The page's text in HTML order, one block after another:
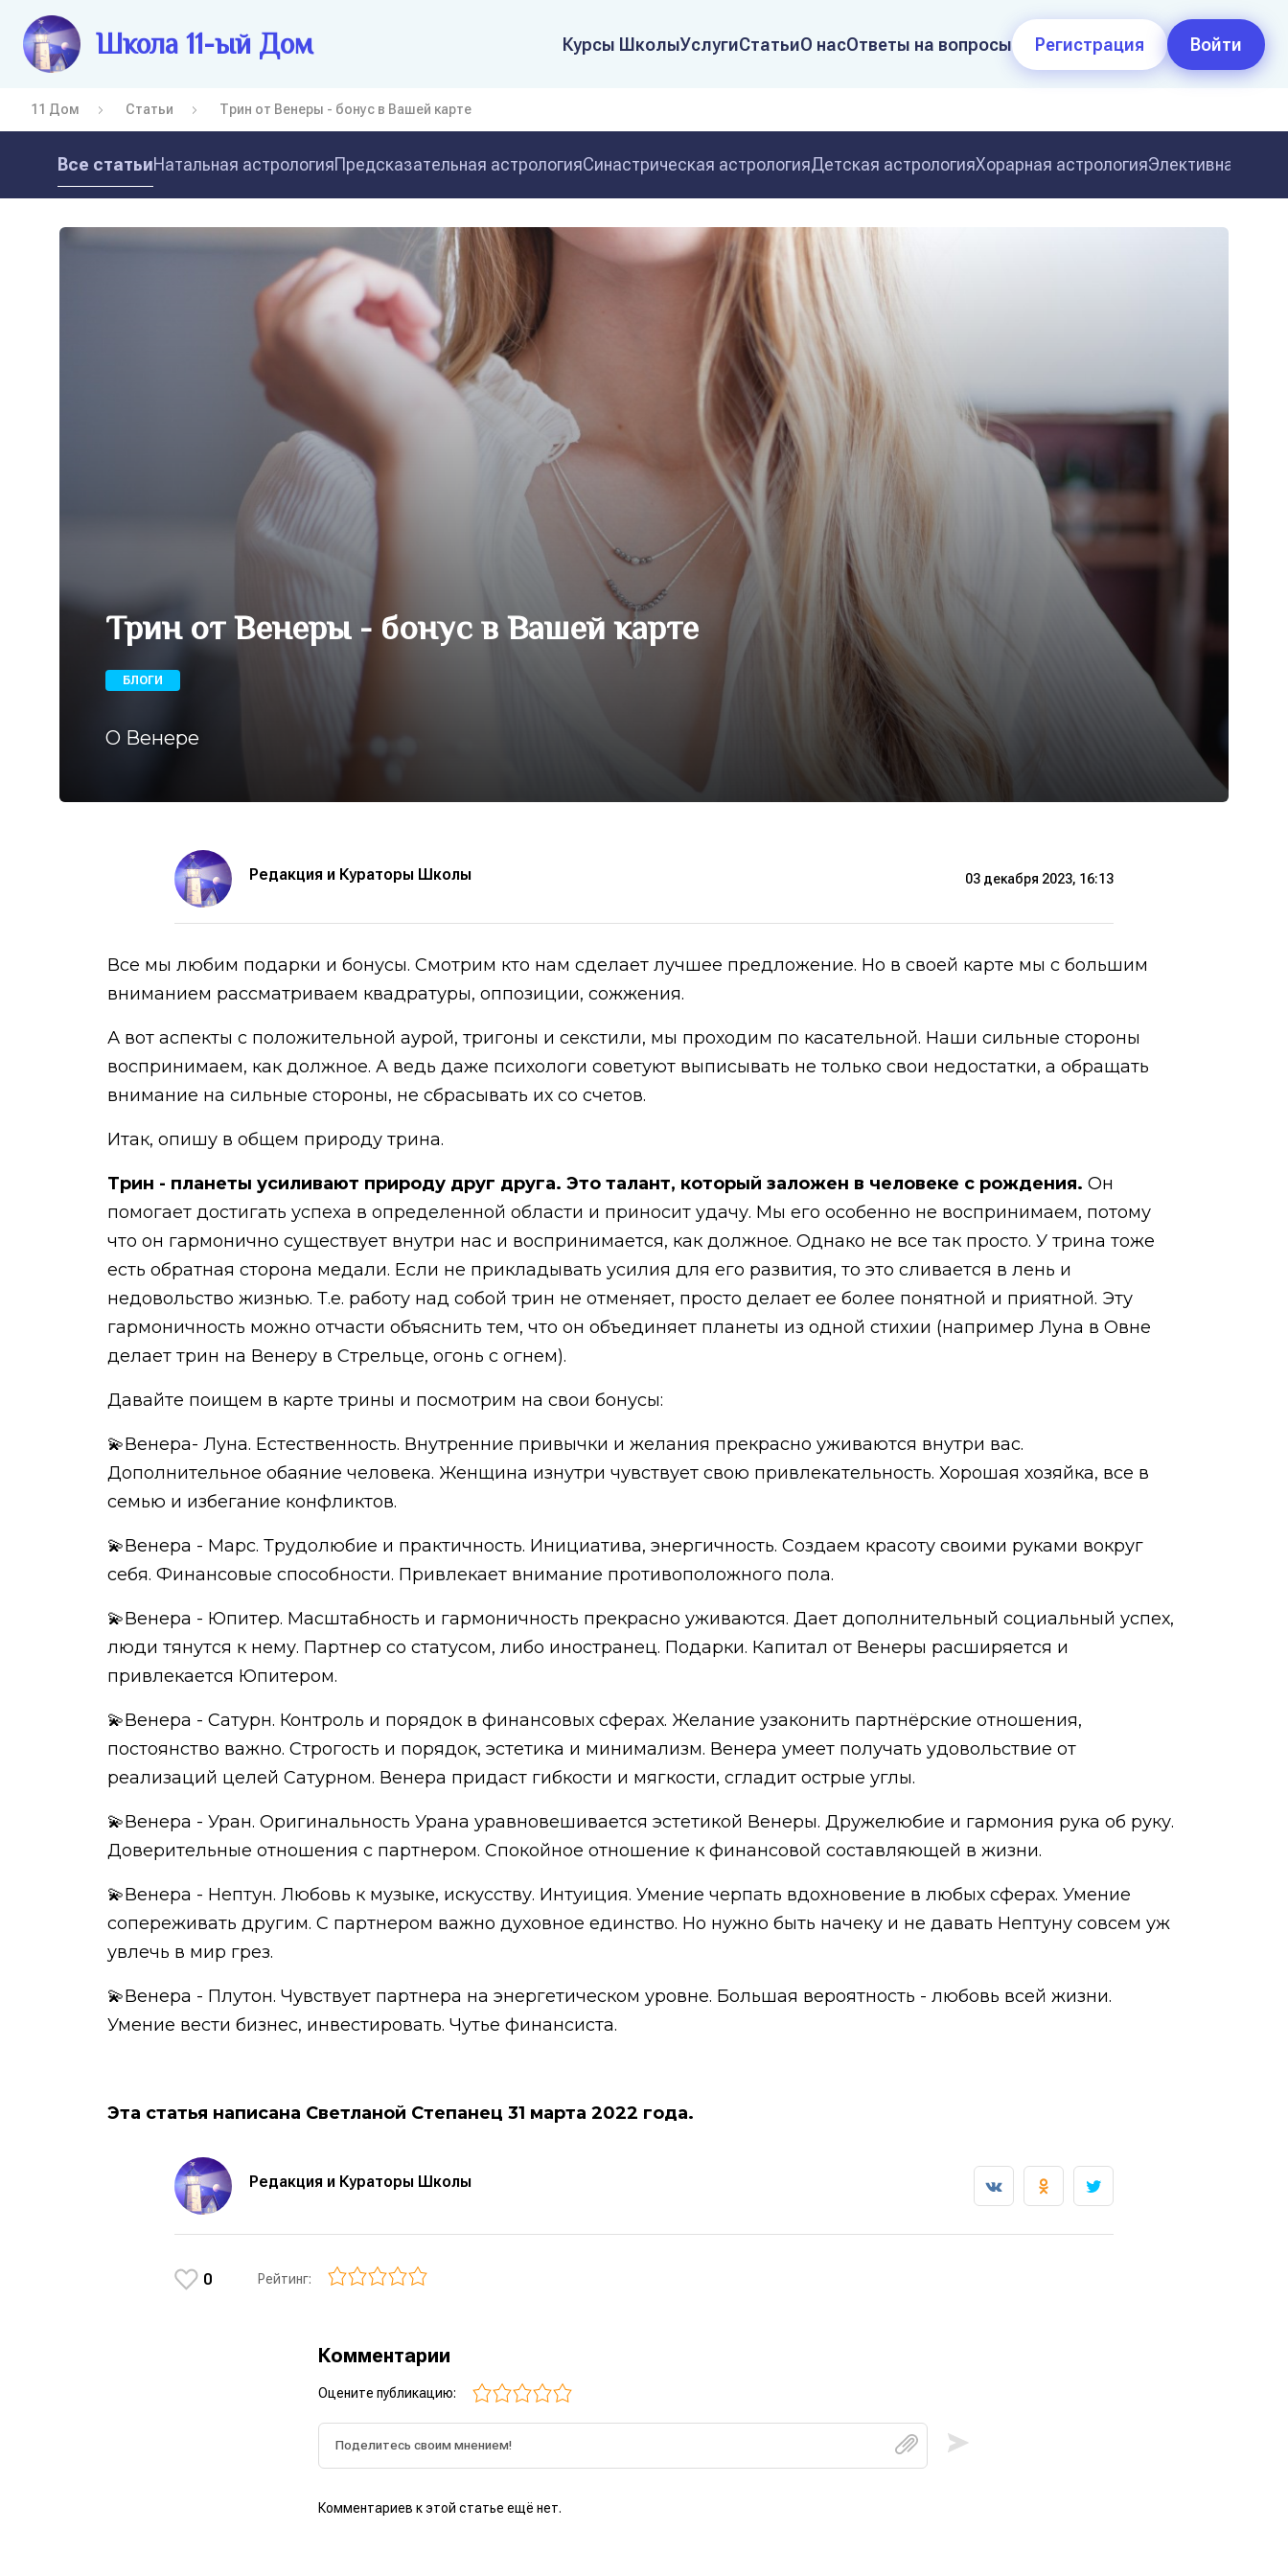
Школа 11-ый Дом Курсы ШколыУслугиСтатьиО насОтветы на вопросы Регистрация Войти
11 Дом Статьи Трин от Венеры - бонус в Вашей карте
Все статьиНатальная астрологияПредсказательная астрологияСинастрическая астрологияДетская астрологияХорарная астрологияЭлективная
Трин от Венеры - бонус в Вашей карте
БЛОГИ
О Венере
Редакция и Кураторы Школы 03 декабря 2023, 16:13
Все мы любим подарки и бонусы. Смотрим кто нам сделает лучшее предложение. Но в своей карте мы с большим
вниманием рассматриваем квадратуры, оппозиции, сожжения.
А вот аспекты с положительной аурой, тригоны и секстили, мы проходим по касательной. Наши сильные стороны
воспринимаем, как должное. А ведь даже психологи советуют выписывать не только свои недостатки, а обращать
внимание на сильные стороны, не сбрасывать их со счетов.
Итак, опишу в общем природу трина.
Трин - планеты усиливают природу друг друга. Это талант, который заложен в человеке с рождения. Он
помогает достигать успеха в определенной области и приносит удачу. Мы его особенно не воспринимаем, потому
что он гармонично существует внутри нас и воспринимается, как должное. Однако не все так просто. У трина тоже
есть обратная сторона медали. Если не прикладывать усилия для его развития, то это сливается в лень и
недовольство жизнью. Т.е. работу над собой трин не отменяет, просто делает ее более понятной и приятной. Эту
гармоничность можно отчасти объяснить тем, что он объединяет планеты из одной стихии (например Луна в Овне
делает трин на Венеру в Стрельце, огонь с огнем).
Давайте поищем в карте трины и посмотрим на свои бонусы:
💫Венера- Луна. Естественность. Внутренние привычки и желания прекрасно уживаются внутри вас.
Дополнительное обаяние человека. Женщина изнутри чувствует свою привлекательность. Хорошая хозяйка, все в
семью и избегание конфликтов.
💫Венера - Марс. Трудолюбие и практичность. Инициатива, энергичность. Создаем красоту своими руками вокруг
себя. Финансовые способности. Привлекает внимание противоположного пола.
💫Венера - Юпитер. Масштабность и гармоничность прекрасно уживаются. Дает дополнительный социальный успех,
люди тянутся к нему. Партнер со статусом, либо иностранец. Подарки. Капитал от Венеры расширяется и
привлекается Юпитером.
💫Венера - Сатурн. Контроль и порядок в финансовых сферах. Желание узаконить партнёрские отношения,
постоянство важно. Строгость и порядок, эстетика и минимализм. Венера умеет получать удовольствие от
реализаций целей Сатурном. Венера придаст гибкости и мягкости, сгладит острые углы.
💫Венера - Уран. Оригинальность Урана уравновешивается эстетикой Венеры. Дружелюбие и гармония рука об руку.
Доверительные отношения с партнером. Спокойное отношение к финансовой составляющей в жизни.
💫Венера - Нептун. Любовь к музыке, искусству. Интуиция. Умение черпать вдохновение в любых сферах. Умение
сопереживать другим. С партнером важно духовное единство. Но нужно быть начеку и не давать Нептуну совсем уж
увлечь в мир грез.
💫Венера - Плутон. Чувствует партнера на энергетическом уровне. Большая вероятность - любовь всей жизни.
Умение вести бизнес, инвестировать. Чутье финансиста.
Эта статья написана Светланой Степанец 31 марта 2022 года.
Редакция и Кураторы Школы
0 Рейтинг:
Комментарии
Оцените публикацию:
Комментариев к этой статье ещё нет.